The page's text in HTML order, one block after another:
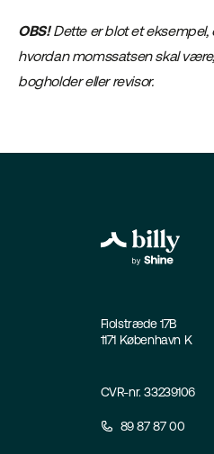
OBS!Dette er blot et eksempel,
hvordan momssatsen skal
bogholder eller revisor.
Fiolstræde 17B
1171 København K
CVR-nr. 33239106
89 87 87 00